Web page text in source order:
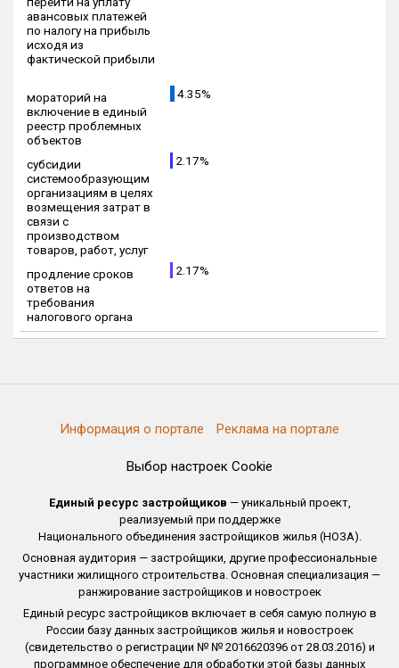
авансовых платежей
по налогу на прибыль
исходя из
фактической прибыли
мораторий на
включение в единый
реестр проблемных
объектов
4.35%
субсидии
системообразующим
организациям в целях
возмещения затрат в
связи с
производством
товаров, работ, услуг
2.17%
продление сроков
ответов на
требования
налогового органа
2.17%
Информация о портале Реклама на портале
Выбор настроек Cookie
Единый ресурс застройщиков — уникальный проект,
реализуемый при поддержке
Национального объединения застройщиков жилья (НОЗА).
Основная аудитория — застройщики, другие профессиональные
участники жилищного строительства. Основная специализация —
ранжирование застройщиков и новостроек
Единый ресурс застройщиков включает в себя самую полную в
России базу данных застройщиков жилья и новостроек
(свидетельство о регистрации № № 2016620396 от 28.03.2016) и
программное обеспечение для обработки этой базы данных